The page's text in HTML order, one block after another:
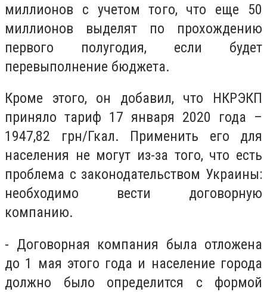
миллионов с учетом того, что еще 50
миллионов выделят по прохождению
первого полугодия, если будет
перевыполнение бюджета.
Кроме этого, он добавил, что НКРЭКП
приняло тариф 17 января 2020 года –
1947,82 грн/Гкал. Применить его для
населения не могут из-за того, что есть
проблема с законодательством Украины:
необходимо вести договорную
компанию.
- Договорная компания была отложена
до 1 мая этого года и население города
должно было определится с формой